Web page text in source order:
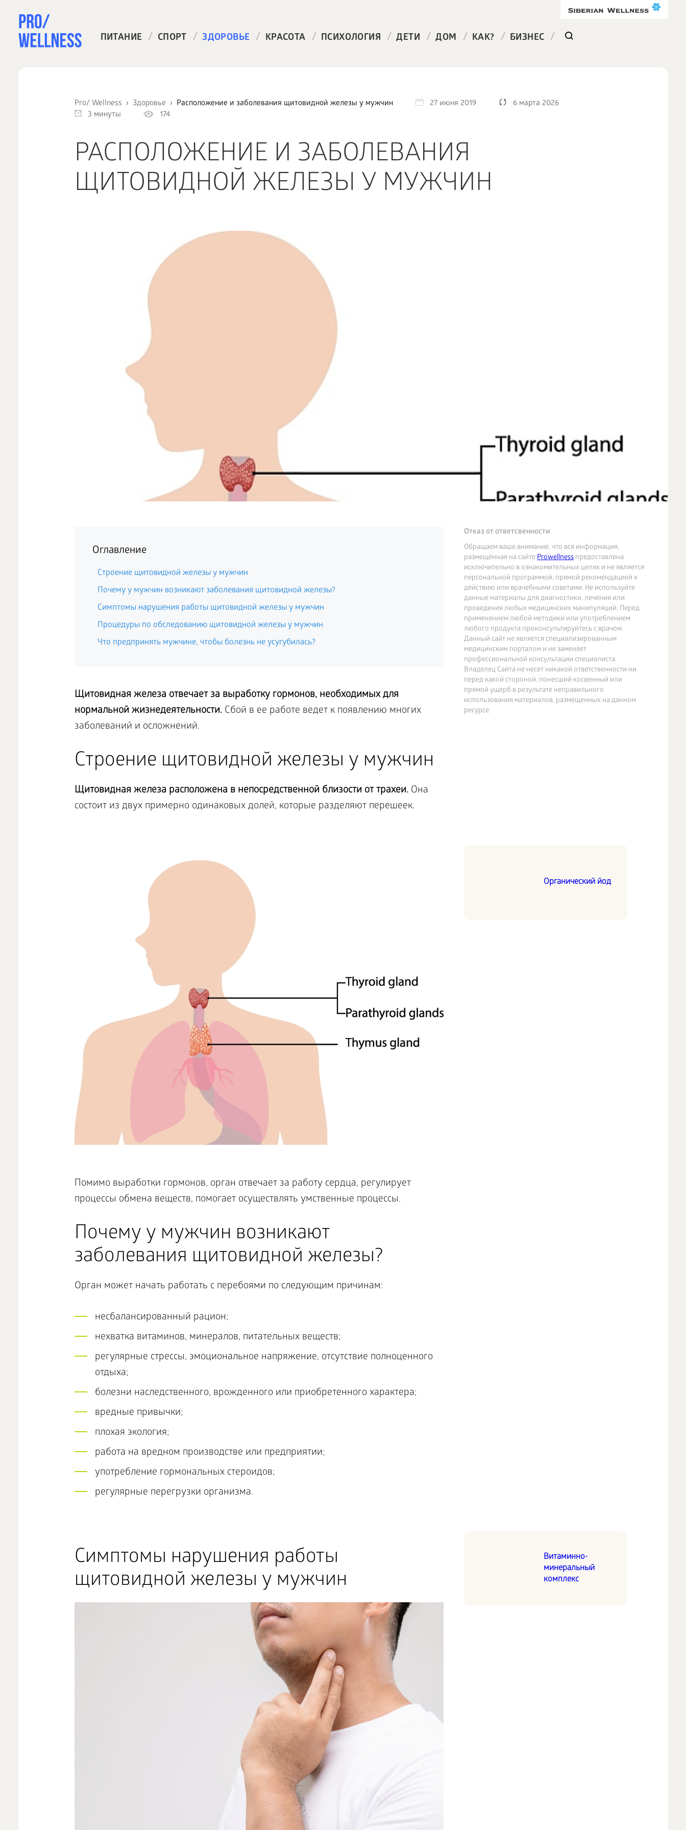
ПИТАНИЕ / СПОРТ / ЗДОРОВЬЕ / КРАСОТА / ПСИХОЛОГИЯ / ДЕТИ / ДОМ / КАК? / БИЗНЕС /
Pro/ Wellness Здоровье Расположение и заболевания щитовидной железы у мужчин 27 июня 2019
6 марта 2026
3 минуты
174
РАСПОЛОЖЕНИЕ И ЗАБОЛЕВАНИЯ
ЩИТОВИДНОЙ ЖЕЛЕЗЫ У МУЖЧИН
Отказ от ответсвенности
Обращаем ваше внимание, что вся информация,
размещённая на сайтеProwellnessпредоставлена
исключительно в ознакомительных целях и не является
персональной программой, прямой рекомендацией к
действию или врачебными советами. Не используйте
данные материалы для диагностики, лечения или
проведения любых медицинских манипуляций. Перед
применением любой методики или употреблением
любого продукта проконсультируйтесь с врачом.
Данный сайт не является специализированным
медицинским порталом и не заменяет
профессиональной консультации специалиста.
Владелец Сайта не несет никакой ответственности ни
перед какой стороной, понесший косвенный или
прямой ущерб в результате неправильного
использования материалов, размещенных на данном
ресурсе.
Оглавление
Строение щитовидной железы у мужчин
Почему у мужчин возникают заболевания щитовидной железы?
Симптомы нарушения работы щитовидной железы у мужчин
Процедуры по обследованию щитовидной железы у мужчин
Что предпринять мужчине, чтобы болезнь не усугубилась?
Щитовидная железа отвечает за выработку гормонов, необходимых для
нормальной жизнедеятельности.Сбой в ее работе ведет к появлению многих
заболеваний и осложнений.
Строение щитовидной железы у мужчин
Щитовидная железа расположена в непосредственной близости от трахеи.Она
состоит из двух примерно одинаковых долей, которые разделяют перешеек.
Органический йод
Помимо выработки гормонов, орган отвечает за работу сердца, регулирует
процессы обмена веществ, помогает осуществлять умственные процессы.
Почему у мужчин возникают
заболевания щитовидной железы?
Орган может начать работать с перебоями по следующим причинам:
несбалансированный рацион;
нехватка витаминов, минералов, питательных веществ;
регулярные стрессы, эмоциональное напряжение, отсутствие полноценного
отдыха;
болезни наследственного, врожденного или приобретенного характера;
вредные привычки;
плохая экология;
работа на вредном производстве или предприятии;
употребление гормональных стероидов;
регулярные перегрузки организма.
Витаминно-
минеральный
комплекс
Симптомы нарушения работы
щитовидной железы у мужчин